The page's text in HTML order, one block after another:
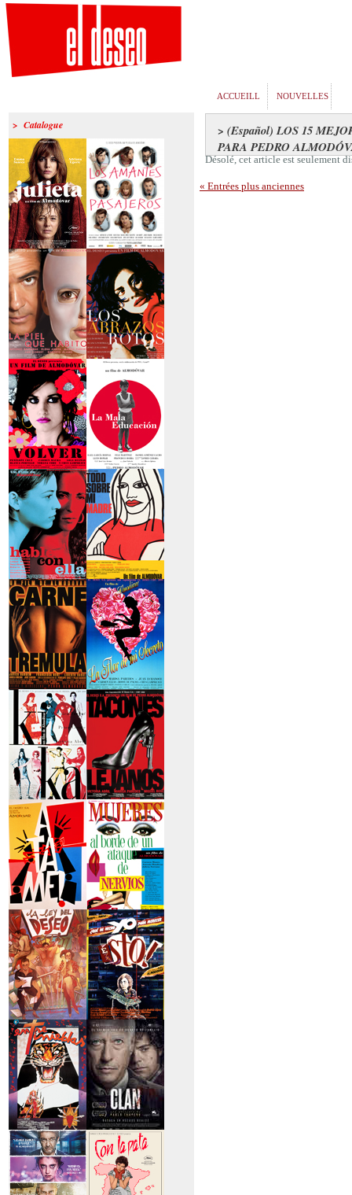
ACCUEILL NOUVELLES
> Catalogue
>Julieta
>Los amantes
pasajeros
>La piel que habito >Los abrazos rotos
>Volver >La mala educación
>Hable con ella
>Todo sobre mi
madre
>Carne trémula
>La flor de mi
secreto
>Kika >Tacones lejanos
>Átame
>Mujeres al borde
de un...
>La ley del deseo
>Qué he hecho yo
para...
>Entre tinieblas >El Clan
> (Español) LOS 15
PARA PEDRO
Désolé, cet article est seulement
« Entrées plus anciennes